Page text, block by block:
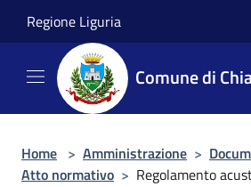
Regione Liguria
Comune di
Home > Amministrazione >
Atto normativo > Regolamento